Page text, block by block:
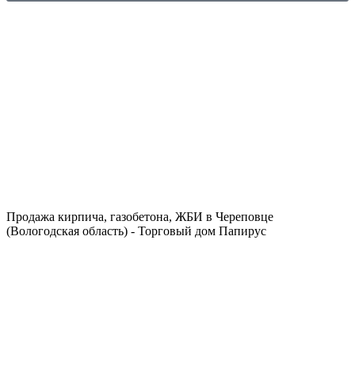
Продажа кирпича, газобетона, ЖБИ в Череповце
(Вологодская область) - Торговый дом Папирус